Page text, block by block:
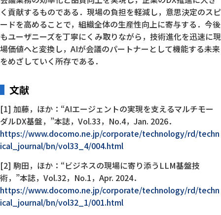
く貢献するものである．現場の負担を軽減し，意思決定のスピ
ードを高めることで，組織全体の生産性向上に寄与する．今後
もユーザニーズを丁寧にくみ取りながら，技術進化を迅速に現
場価値へと変換し，AIが会議のパートナーとして機能する未来
をめざしていく所存である．
文献
[1] 加藤，ほか：“AIエージェントの実現を支えるマルチモー
ダルDX基盤，”本誌，Vol.33，No.4，Jan. 2026．
https://www.docomo.ne.jp/corporate/technology/rd/techn
ical_journal/bn/vol33_4/004.html
[2] 駒田，ほか：“ビジネスの現場に寄り添うLLM基盤技
術，”本誌，Vol.32，No.1，Apr. 2024．
https://www.docomo.ne.jp/corporate/technology/rd/techn
ical_journal/bn/vol32_1/001.html